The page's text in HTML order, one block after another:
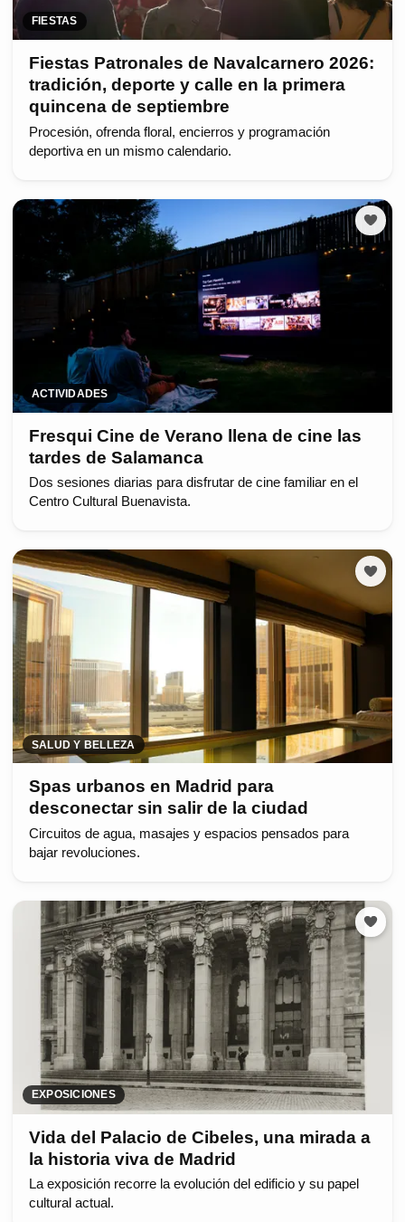
FIESTAS
Fiestas Patronales de Navalcarnero 2026:
tradición, deporte y calle en la primera
quincena de septiembre
Procesión, ofrenda floral, encierros y programación
deportiva en un mismo calendario.
ACTIVIDADES
Fresqui Cine de Verano llena de cine las
tardes de Salamanca
Dos sesiones diarias para disfrutar de cine familiar en el
Centro Cultural Buenavista.
SALUD Y BELLEZA
Spas urbanos en Madrid para
desconectar sin salir de la ciudad
Circuitos de agua, masajes y espacios pensados para
bajar revoluciones.
EXPOSICIONES
Vida del Palacio de Cibeles, una mirada a
la historia viva de Madrid
La exposición recorre la evolución del edificio y su papel
cultural actual.